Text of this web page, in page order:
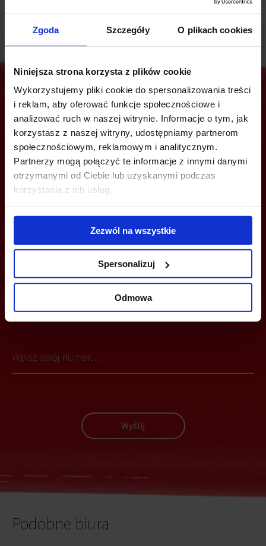
Zgoda Szczegóły O plikach cookies
Niniejsza strona korzysta z plików cookie
Wykorzystujemy pliki cookie do spersonalizowania treści
i reklam, aby oferować funkcje społecznościowe i
analizować ruch w naszej witrynie. Informacje o tym, jak
korzystasz z naszej witryny, udostępniamy partnerom
społecznościowym, reklamowym i analitycznym.
Partnerzy mogą połączyć te informacje z innymi danymi
otrzymanymi od Ciebie lub uzyskanymi podczas
korzystania z ich usług.
Zezwól na wszystkie
Spersonalizuj
Odmowa
Jesteś zainteresowany tą ofertą?
ZADZWOŃ I DOWIEDZ SIĘ WIĘCEJ
info@bazabiur.pl
MOŻESZ TEŻ ZOSTAWIĆ SWÓJ NUMER, A MY SKONTAKTUJEMY SIĘ
Wyślij
Podobne biura